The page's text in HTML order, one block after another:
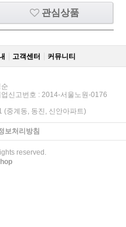
관심상품
고객센터 커뮤니티
신고번호 : 2014-서울노원-0176
(중계동, 동진, 신안아파트)
보처리방침
reserved.